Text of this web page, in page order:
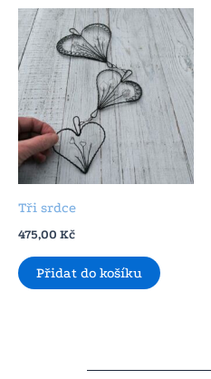
Tři srdce
475,00 Kč
Přidat do košíku